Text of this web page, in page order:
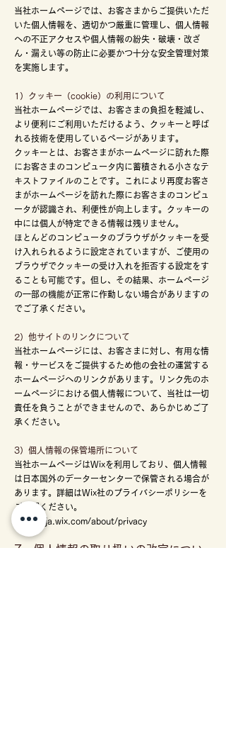
当社ホームページでは、お客さまからご提供いただ
いた個人情報を、適切かつ厳重に管理し、個人情報
への不正アクセスや個人情報の紛失・破壊・改ざ
ん・漏えい等の防止に必要かつ十分な安全管理対策
を実施します。
1）クッキー（cookie）の利用について
当社ホームページでは、お客さまの負担を軽減し、
より便利にご利用いただけるよう、クッキーと呼ば
れる技術を使用しているページがあります。
クッキーとは、お客さまがホームページに訪れた際
にお客さまのコンピュータ内に蓄積される小さなテ
キストファイルのことです。これにより再度お客さ
まがホームページを訪れた際にお客さまのコンピュ
ータが認識され、利便性が向上します。クッキーの
中には個人が特定できる情報は残りません。
ほとんどのコンピュータのブラウザがクッキーを受
け入れられるように設定されていますが、ご使用の
ブラウザでクッキーの受け入れを拒否する設定をす
ることも可能です。但し、その結果、ホームページ
の一部の機能が正常に作動しない場合がありますの
でご了承ください。
2）他サイトのリンクについて
当社ホームページには、お客さまに対し、有用な情
報・サービスをご提供するため他の会社の運営する
ホームページへのリンクがあります。リンク先のホ
ームページにおける個人情報について、当社は一切
責任を負うことができませんので、あらかじめご了
承ください。
3）個人情報の保管場所について
当社ホームページはWixを利用しており、個人情報
は日本国外のデーターセンターで保管される場合が
あります。詳細はWix社のプライバシーポリシーを
ご確認ください。
https://ja.wix.com/about/privacy
7．個人情報の取り扱いの改定につい